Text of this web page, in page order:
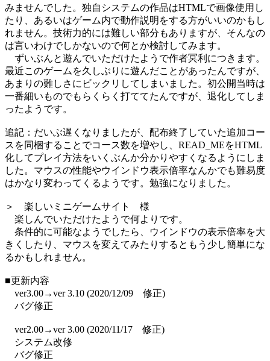
みませんでした。独自システムの作品はHTMLで画像使用し
たり、あるいはゲーム内で動作説明をする方がいいのかもし
れません。技術力的には難しい部分もありますが、そんなの
は言いわけでしかないので何とか検討してみます。
ずいぶんと遊んでいただけたようで作者冥利につきます。
最近このゲームを久しぶりに遊んだことがあったんですが、
あまりの難しさにビックリしてしまいました。初公開当時は
一番細いものでもらくらく打ててたんですが、退化してしま
ったようです。
追記：だいぶ遅くなりましたが、配布終了していた追加コー
スを同梱することでコース数を増やし、READ_MEをHTML
化してプレイ方法をいくぶんか分かりやすくなるようにしま
した。マウスの性能やウインドウ表示倍率なんかでも難易度
はかなり変わってくるようです。勉強になりました。
＞ 楽しいミニゲームサイト 様
楽しんでいただけたようで何よりです。
条件的に可能なようでしたら、ウインドウの表示倍率を大
きくしたり、マウスを変えてみたりするともう少し簡単にな
るかもしれません。
■更新内容
ver3.00→ver 3.10 (2020/12/09 修正)
バグ修正
ver2.00→ver 3.00 (2020/11/17 修正)
システム改修
バグ修正